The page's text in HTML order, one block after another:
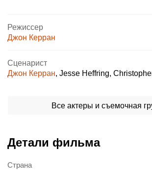
Режиссер
Джон Керран
Сценарист
Джон Керран, Jesse Heffring,
Все актеры и съемочная
Детали фильма
Страна